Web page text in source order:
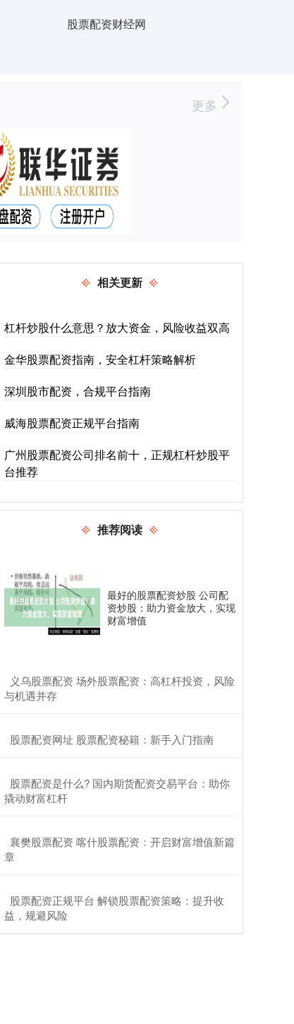
股票配资财经网
更多
相关更新
杠杆炒股什么意思？放大资金，风险收益双高
金华股票配资指南，安全杠杆策略解析
深圳股市配资，合规平台指南
威海股票配资正规平台指南
广州股票配资公司排名前十，正规杠杆炒股平
台推荐
推荐阅读
最好的股票配资炒股 公司配
资炒股：助力资金放大，实现
财富增值
​义乌股票配资 场外股票配资：高杠杆投资，风险
与机遇并存
​股票配资网址 股票配资秘籍：新手入门指南
​股票配资是什么? 国内期货配资交易平台：助你
撬动财富杠杆
​襄樊股票配资 喀什股票配资：开启财富增值新篇
章
​股票配资正规平台 解锁股票配资策略：提升收
益，规避风险